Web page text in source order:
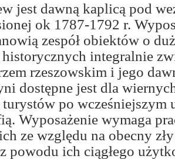
jest dawną kaplicą pod
ok 1787-1792 r.
zespół obiektów o
integralnie
rzeszowskim i jego
dostępne jest dla
turystów po wcześniejszym
Wyposażenie wymaga
ze względu na obecny
powodu ich ciągłego